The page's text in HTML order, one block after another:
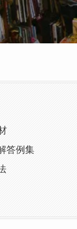
答例集